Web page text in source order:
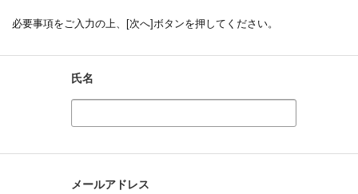
必要事項をご入力の上、[次へ]ボタンを押してください。
氏名
メールアドレス